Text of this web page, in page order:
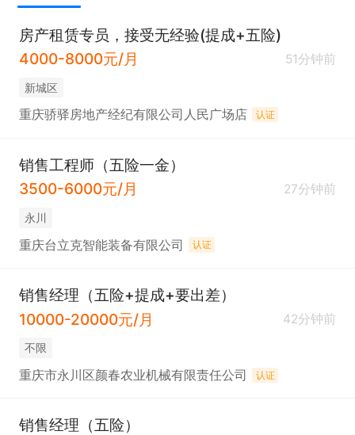
房产租赁专员，接受无经验(提成+五险)
4000-8000元/月
51分钟前
新城区
重庆骄驿房地产经纪有限公司人民广场店 认证
销售工程师（五险一金）
3500-6000元/月
27分钟前
永川
重庆台立克智能装备有限公司 认证
销售经理（五险+提成+要出差）
10000-20000元/月
42分钟前
不限
重庆市永川区颜春农业机械有限责任公司 认证
销售经理（五险）